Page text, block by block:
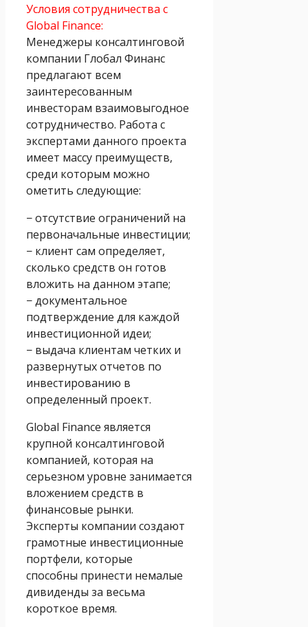
Условия сотрудничества с
Global Finance:
Менеджеры консалтинговой
компании Глобал Финанс
предлагают всем
заинтересованным
инвесторам взаимовыгодное
сотрудничество. Работа с
экспертами данного проекта
имеет массу преимуществ,
среди которым можно
ометить следующие:
− отсутствие ограничений на
первоначальные инвестиции;
− клиент сам определяет,
сколько средств он готов
вложить на данном этапе;
− документальное
подтверждение для каждой
инвестиционной идеи;
− выдача клиентам четких и
развернутых отчетов по
инвестированию в
определенный проект.
Global Finance является
крупной консалтинговой
компанией, которая на
серьезном уровне занимается
вложением средств в
финансовые рынки.
Эксперты компании создают
грамотные инвестиционные
портфели, которые
способны принести немалые
дивиденды за весьма
короткое время.